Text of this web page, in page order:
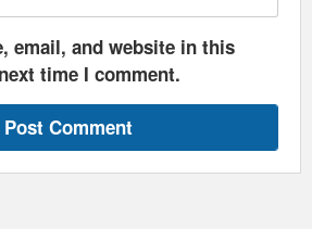
email, and website in this
time I comment.